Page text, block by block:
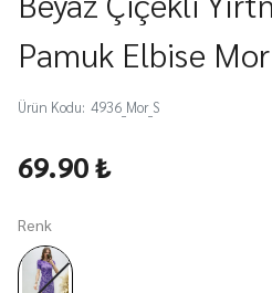
Pamuk Elbise Mor
Ürün Kodu: 4936_Mor_S
69.90 ₺
Renk